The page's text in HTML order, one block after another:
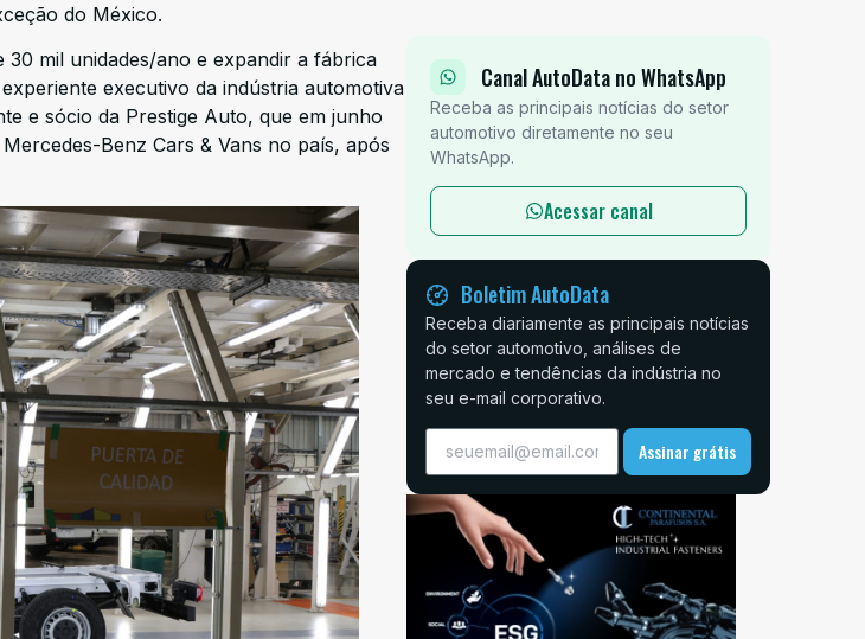
do México.
mil unidades/ano e expandir a fábrica
executivo da indústria automotiva
e sócio da Prestige Auto, que em junho
Benz Cars & Vans no país, após
Canal AutoData no WhatsApp
Receba as principais notícias do setor
automotivo diretamente no seu
WhatsApp.
Acessar canal
Boletim AutoData
Receba diariamente as principais notícias
do setor automotivo, análises de
mercado e tendências da indústria no
seu e-mail corporativo.
Assinar grátis